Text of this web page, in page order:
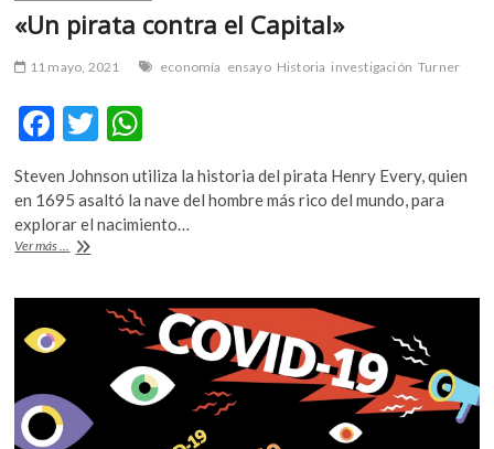
«Un pirata contra el Capital»
11 mayo, 2021 economía ensayo Historia investigación Turner
F
ac
e
b
o
o
k
T
itt
er
h
at
s
p
p
Steven Johnson utiliza la historia del pirata Henry Every, quien
en 1695 asaltó la nave del hombre más rico del mundo, para
explorar el nacimiento…
Ver más ... «Un